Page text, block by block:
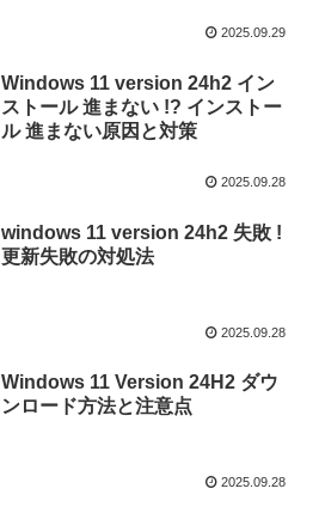
2025.09.29
Windows 11 version 24h2 イン
ストール 進まない !? インストー
ル 進まない原因と対策
2025.09.28
windows 11 version 24h2 失敗 !
更新失敗の対処法
2025.09.28
Windows 11 Version 24H2 ダウ
ンロード方法と注意点
2025.09.28